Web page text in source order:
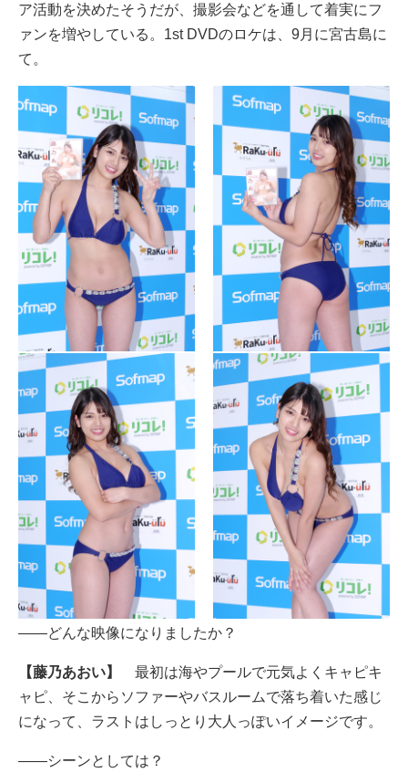
ア活動を決めたそうだが、撮影会などを通して着実にフ
ァンを増やしている。1st DVDのロケは、9月に宮古島に
て。
――どんな映像になりましたか？
【藤乃あおい】
最初は海やプールで元気よくキャピキ
ャピ、そこからソファーやバスルームで落ち着いた感じ
になって、ラストはしっとり大人っぽいイメージです。
――シーンとしては？